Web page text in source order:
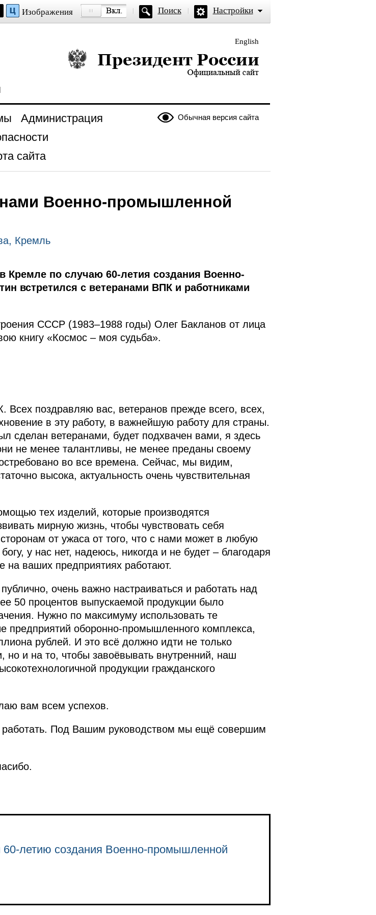
Изображения Поиск Настройки
English
Президент России — официальный сайт
Обычная версия сайта
Администрация
сайта
Военно-промышленной
Кремль
Кремле по случаю 60-летия создания Военно-
встретился с ветеранами ВПК и работниками
СССР (1983–1988 годы) Олег Бакланов от лица
книгу «Космос – моя судьба».
Всех поздравляю вас, ветеранов прежде всего, всех,
в эту работу, в важнейшую работу для страны.
сделан ветеранами, будет подхвачен вами, я здесь
не менее талантливы, не менее преданы своему
во все времена. Сейчас, мы видим,
высока, актуальность очень чувствительная
тех изделий, которые производятся
мирную жизнь, чтобы чувствовать себя
от ужаса от того, что с нами может в любую
у нас нет, надеюсь, никогда и не будет – благодаря
ваших предприятиях работают.
очень важно настраиваться и работать над
50 процентов выпускаемой продукции было
Нужно по максимуму использовать те
предприятий оборонно-промышленного комплекса,
рублей. И это всё должно идти не только
но и на то, чтобы завоёвывать внутренний, наш
продукции гражданского
вам всем успехов.
Под Вашим руководством мы ещё совершим
летию создания Военно-промышленной